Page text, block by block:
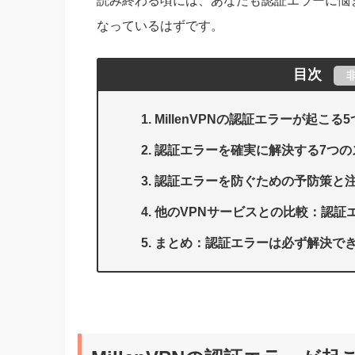
なっているはずです。
目次
MillenVPNの認証エラーが起こる5
認証エラーを確実に解決する7つの
認証エラーを防ぐための予防策と
他のVPNサービスとの比較：認証
まとめ：認証エラーは必ず解決で